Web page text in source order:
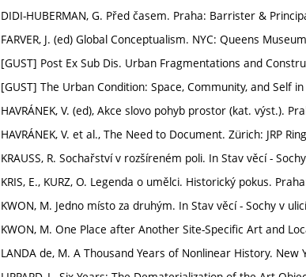
DIDI-HUBERMAN, G. Před časem. Praha: Barrister &
FARVER, J. (ed) Global Conceptualism. NYC: Queens
[GUST] Post Ex Sub Dis. Urban Fragmentations and
[GUST] The Urban Condition: Space, Community, and
HAVRÁNEK, V. (ed), Akce slovo pohyb prostor (kat. výst.).
HAVRÁNEK, V. et al., The Need to Document. Zürich: JRP
KRAUSS, R. Sochařství v rozšíreném poli. In Stav věcí -
KRIS, E., KURZ, O. Legenda o umělci. Historický pokus.
KWON, M. Jedno místo za druhým. In Stav věcí - Sochy v
KWON, M. One Place after Another Site-Specific Art and
LANDA de, M. A Thousand Years of Nonlinear History. New